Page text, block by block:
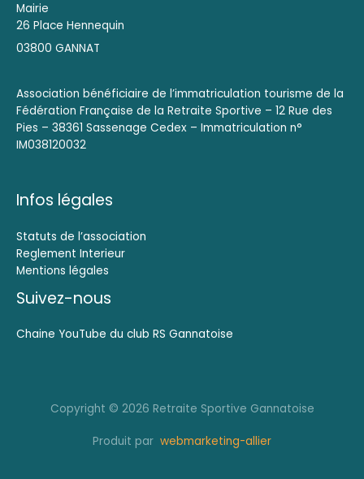
Mairie
26 Place Hennequin
03800 GANNAT
Association bénéficiaire de l’immatriculation tourisme de la
Fédération Française de la Retraite Sportive – 12 Rue des
Pies – 38361 Sassenage Cedex – Immatriculation n°
IM038120032
Infos légales
Statuts de l’association
Reglement Interieur
Mentions légales
Suivez-nous
Chaine YouTube du club RS Gannatoise
Copyright © 2026 Retraite Sportive Gannatoise
Produit par webmarketing-allier